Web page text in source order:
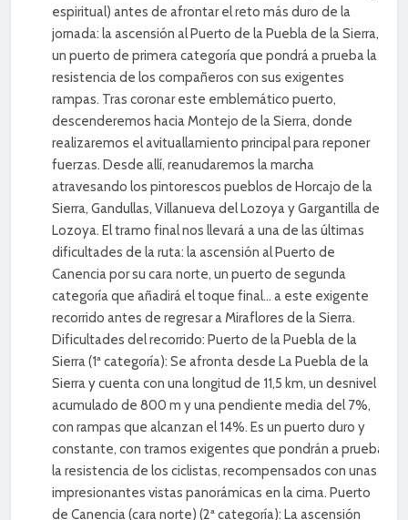
espiritual) antes de afrontar el reto más duro de la
jornada: la ascensión al Puerto de la Puebla de la Sierra,
un puerto de primera categoría que pondrá a prueba la
resistencia de los compañeros con sus exigentes
rampas. Tras coronar este emblemático puerto,
descenderemos hacia Montejo de la Sierra, donde
realizaremos el avituallamiento principal para reponer
fuerzas. Desde allí, reanudaremos la marcha
atravesando los pintorescos pueblos de Horcajo de la
Sierra, Gandullas, Villanueva del Lozoya y Gargantilla de
Lozoya. El tramo final nos llevará a una de las últimas
dificultades de la ruta: la ascensión al Puerto de
Canencia por su cara norte, un puerto de segunda
categoría que añadirá el toque final… a este exigente
recorrido antes de regresar a Miraflores de la Sierra.
Dificultades del recorrido: Puerto de la Puebla de la
Sierra (1ª categoría): Se afronta desde La Puebla de la
Sierra y cuenta con una longitud de 11,5 km, un desnivel
acumulado de 800 m y una pendiente media del 7%,
con rampas que alcanzan el 14%. Es un puerto duro y
constante, con tramos exigentes que pondrán a prueba
la resistencia de los ciclistas, recompensados con unas
impresionantes vistas panorámicas en la cima. Puerto
de Canencia (cara norte) (2ª categoría): La ascensión